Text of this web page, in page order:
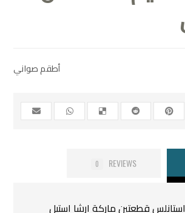
أطقم صواني
REVIEWS
0
قطعتين ماركة ارشا استيل